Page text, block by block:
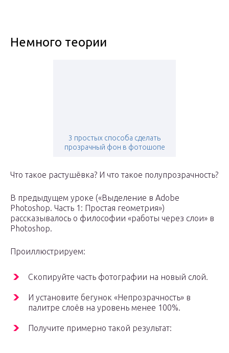
Немного теории
3 простых способа сделать
прозрачный фон в фотошопе
Что такое растушёвка? И что такое полупрозрачность?
В предыдущем уроке («Выделение в Adobe
Photoshop. Часть 1: Простая геометрия»)
рассказывалось о философии «работы через слои» в
Photoshop.
Проиллюстрируем:
Скопируйте часть фотографии на новый слой.
И установите бегунок «Непрозрачность» в
палитре слоёв на уровень менее 100%.
Получите примерно такой результат: